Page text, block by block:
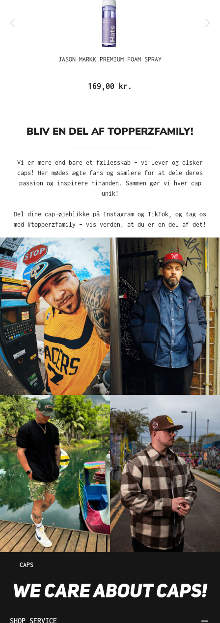
JASON MARKK PREMIUM FOAM SPRAY
169,00 kr.
BLIV EN DEL AF TOPPERZFAMILY!
Vi er mere end bare et fællesskab – vi lever og elsker
caps! Her mødes ægte fans og samlere for at dele deres
passion og inspirere hinanden. Sammen gør vi hver cap
unik!
Del dine cap-øjeblikke på Instagram og TikTok, og tag os
med #topperzfamily – vis verden, at du er en del af det!
CAPS
SHOP SERVICE